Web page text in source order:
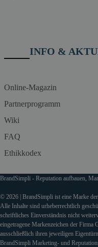
INFO &
Online-Magazin
Partnerprogramm
Wiki
FAQ
Ethikkodex
BrandSimpli - Reputation aufbauen,
© 2026 | BrandSimpli ist eine Marke
Alle Inhalte sind urheberrechtlich
schriftliches Einverständnis nicht
eingetragene Markenzeichen der Firma
ausschließlich ihren jeweiligen
BrandSimpli Marketing- und